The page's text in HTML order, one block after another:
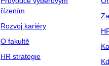
řízením
Rozvoj kariéry
O fakultě
HR strategie